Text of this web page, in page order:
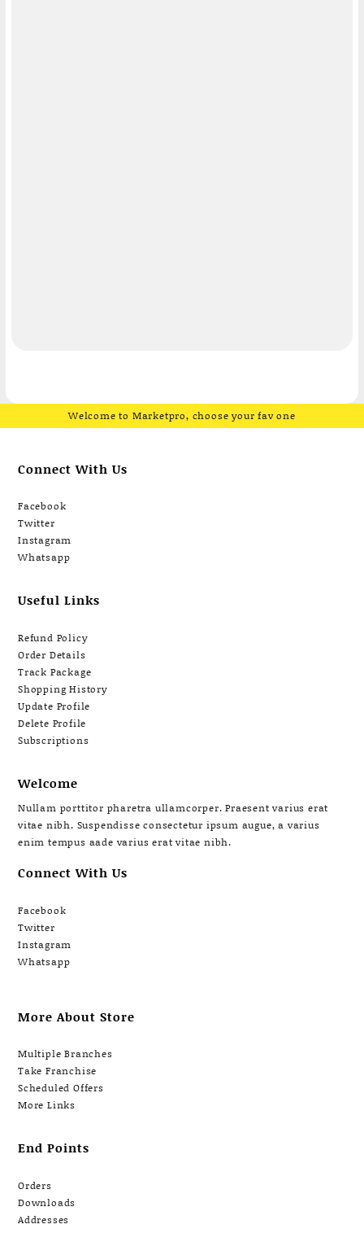
Welcome to Marketpro, choose your fav one
Connect With Us
Facebook
Twitter
Instagram
Whatsapp
Useful Links
Refund Policy
Order Details
Track Package
Shopping History
Update Profile
Delete Profile
Subscriptions
Welcome
Nullam porttitor pharetra ullamcorper. Praesent varius erat
vitae nibh. Suspendisse consectetur ipsum augue, a varius
enim tempus aade varius erat vitae nibh.
Connect With Us
Facebook
Twitter
Instagram
Whatsapp
More About Store
Multiple Branches
Take Franchise
Scheduled Offers
More Links
End Points
Orders
Downloads
Addresses